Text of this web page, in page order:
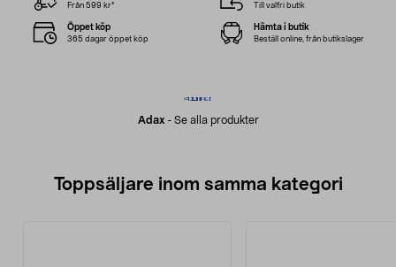
Adax- Se alla produkter
Från 599 kr* Till valfri butik
Öppet köp
365 dagar öppet köp
Hämta i butik
Beställ online, från butikslager
Toppsäljare inom samma kategori